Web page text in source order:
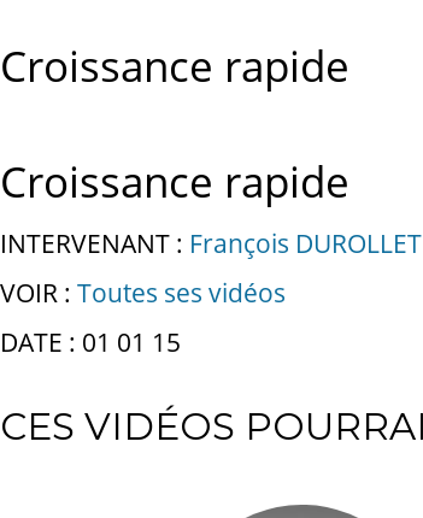
Croissance rapide
Croissance rapide
INTERVENANT : François DUROLLET
VOIR : Toutes ses vidéos
DATE : 01 01 15
CES VIDÉOS